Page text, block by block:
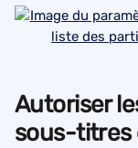
Autoriser
sous-titres